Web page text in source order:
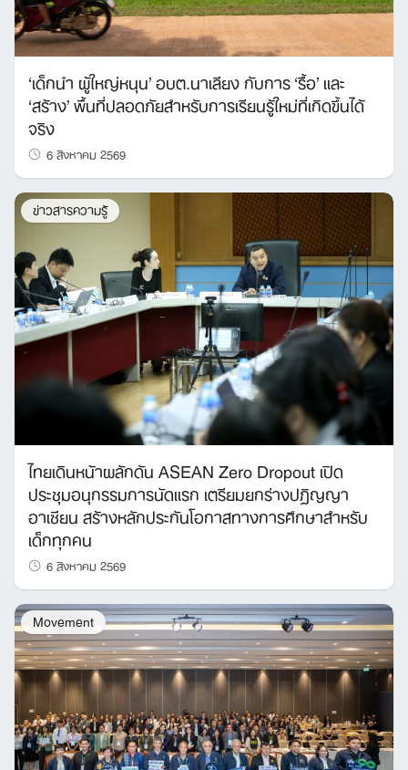
‘เด็กนำ ผู้ใหญ่หนุน’ อบต.นาเลียง กับการ ‘รื้อ’ และ
‘สร้าง’ พื้นที่ปลอดภัยสำหรับการเรียนรู้ใหม่ที่เกิดขึ้นได้
จริง
6 สิงหาคม 2569
ข่าวสารความรู้
ไทยเดินหน้าผลักดัน ASEAN Zero Dropout เปิด
ประชุมอนุกรรมการนัดแรก เตรียมยกร่างปฏิญญา
อาเซียน สร้างหลักประกันโอกาสทางการศึกษาสำหรับ
เด็กทุกคน
6 สิงหาคม 2569
Movement